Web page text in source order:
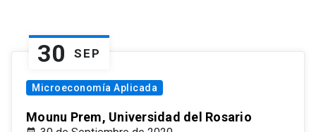
30 SEP
Microeconomía Aplicada
Mounu Prem, Universidad del Rosario